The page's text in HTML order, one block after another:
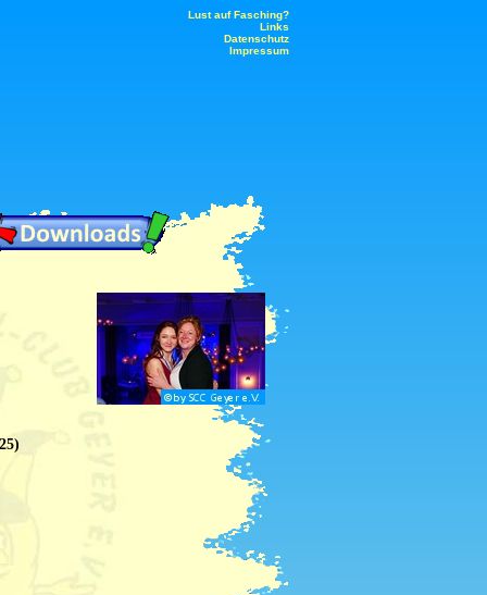
Lust auf Fasching?
Links
Datenschutz
Impressum